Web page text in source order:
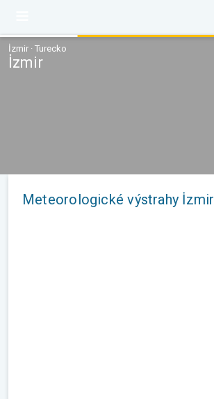
İzmir · Turecko
İzmir
Meteorologické výstrahy İzmir